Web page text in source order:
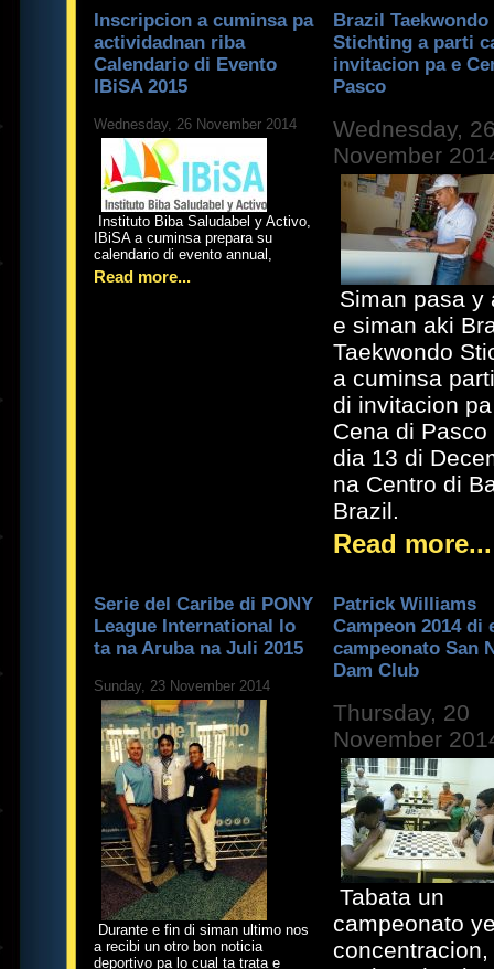
Inscripcion a cuminsa pa
actividadnan riba
Calendario di Evento
IBiSA 2015
Wednesday, 26 November 2014
Instituto Biba Saludabel y Activo,
IBiSA a cuminsa prepara su
calendario di evento annual,
Read more...
Brazil Taekwondo
Stichting a parti
invitacion pa e
Pasco
Wednesday,
November
Siman pasa y
e siman aki
Taekwondo
a cuminsa
di invitacion
Cena di Pasco
dia 13 di
na Centro di
Brazil.
Read more...
Serie del Caribe di PONY
League International lo
ta na Aruba na Juli 2015
Sunday, 23 November 2014
Durante e fin di siman ultimo nos
a recibi un otro bon noticia
deportivo pa lo cual ta trata e
Patrick Williams
Campeon 2014 di
campeonato San
Dam Club
Thursday, 20
November
Tabata un
campeonato
concentracion,